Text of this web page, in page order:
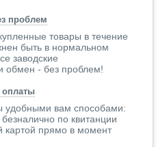
проблем
товары в течение
быть в нормальном
заводские
обмен - без проблем!
оплаты
удобными вам способами:
по квитанции
картой прямо в момент